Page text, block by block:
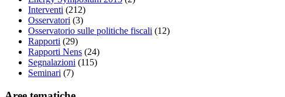
Interventi (212)
Osservatori (3)
Osservatorio sulle politiche fiscali (12)
Rapporti (29)
Rapporti Nens (24)
Segnalazioni (115)
Seminari (7)